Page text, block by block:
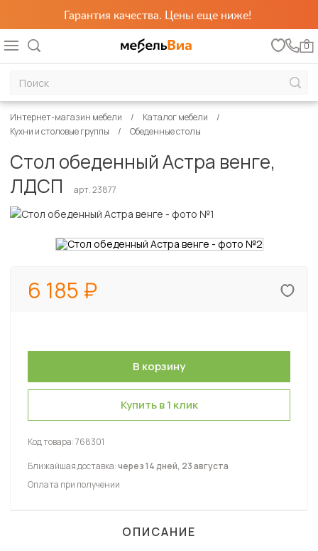
Гарантия качества. Цены еще ниже!
0
Интернет-магазин мебели
Каталог мебели
Кухни и столовые группы
Обеденные столы
Стол обеденный Астра венге,
ЛДСП
арт. 23877
6 185
Купить в 1 клик
Код товара:768301
Ближайшая доставка:через 14 дней, 23 августа
Оплата при получении
ОПИСАНИЕ